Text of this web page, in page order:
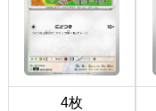
4枚